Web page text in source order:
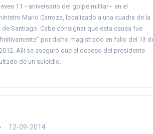
11 –aniversario del golpe militar– en el
Mario Carroza, localizado a una cuadra de la
de Santiago. Cabe consignar que esta causa fue
por dicho magistrado en fallo del 13
Allí se aseguró que el deceso del presidente
de un suicidio.
12-09-2014